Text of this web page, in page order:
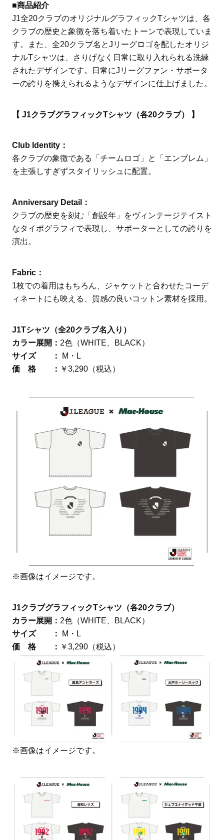
■商品紹介
J1全20クラブのオリジナルグラフィックTシャツは、各
クラブの歴史と象徴を落ち着いたトーンで表現していま
す。また、全20クラブ名とJリーグロゴを配したオリジ
ナルTシャツは、さりげなく日常に取り入れられる洗練
されたデザインです。日常にJリーグファン・サポータ
ーの誇りを携えられるようなデザインに仕上げました。
【 J1クラブグラフィックTシャツ（各20クラブ） 】
Club Identity：
各クラブの象徴である「チームロゴ」と「エンブレム」
を主張しすぎずスタイリッシュに配置。
Anniversary Detail：
クラブの歴史を刻む「創設年」をヴィンテージテイスト
なタイポグラフィで表現し、サポーターとしての誇りを
演出。
Fabric：
1枚での着用はもちろん、ジャケットと合わせたコーデ
ィネートにも映える、質感の良いコットン素材を採用。
J1Tシャツ（全20クラブ名入り）
カラー展開： 2色（WHITE、BLACK）
サイズ ：
M・L
価 格 ： ￥3,290（税込）
※画像はイメージです。
J1クラブグラフィックTシャツ（各20クラブ）
カラー展開： 2色（WHITE、BLACK）
サイズ ：
M・L
価 格 ： ￥3,290（税込）
※画像はイメージです。